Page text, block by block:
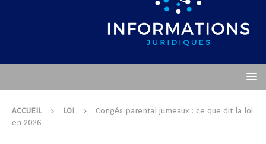
ACCUEIL LOI
Congés parental jumeaux : ce que dit la loi
en 2026